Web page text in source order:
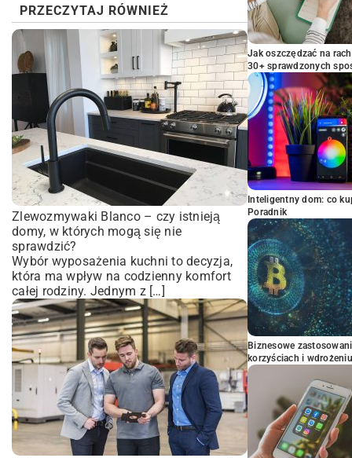
PRZECZYTAJ RÓWNIEŻ
Zlewozmywaki Blanco – czy istnieją
domy, w których mogą się nie
sprawdzić?
Wybór wyposażenia kuchni to decyzja,
która ma wpływ na codzienny komfort
całej rodziny. Jednym z […]
Jak oszczędzać na
30+ sprawdzonych
Inteligentny dom: co
Poradnik
Biznesowe
korzyściach i wdrożeniu